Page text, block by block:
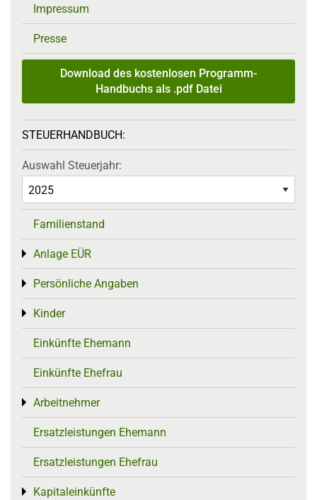
Impressum
Presse
Download des kostenlosen Programm-
Handbuchs als .pdf Datei
STEUERHANDBUCH:
Auswahl Steuerjahr:
Familienstand
Anlage EÜR
Toggle menu
Persönliche Angaben
Toggle menu
Kinder
Toggle menu
Einkünfte Ehemann
Einkünfte Ehefrau
Arbeitnehmer
Toggle menu
Ersatzleistungen Ehemann
Ersatzleistungen Ehefrau
Kapitaleinkünfte
Toggle menu